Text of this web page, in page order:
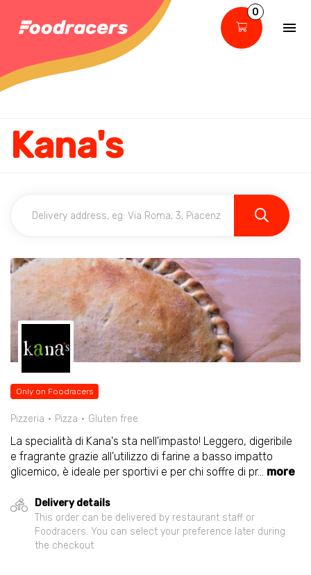
0
Kana's
Only on Foodracers
Pizzeria Pizza Gluten free
La specialità di Kana's sta nell'impasto! Leggero, digeribile
e fragrante grazie all'utilizzo di farine a basso impatto
glicemico, è ideale per sportivi e per chi soffre di pr... more
Delivery details
This order can be delivered by restaurant staff or
Foodracers. You can select your preference later during
the checkout